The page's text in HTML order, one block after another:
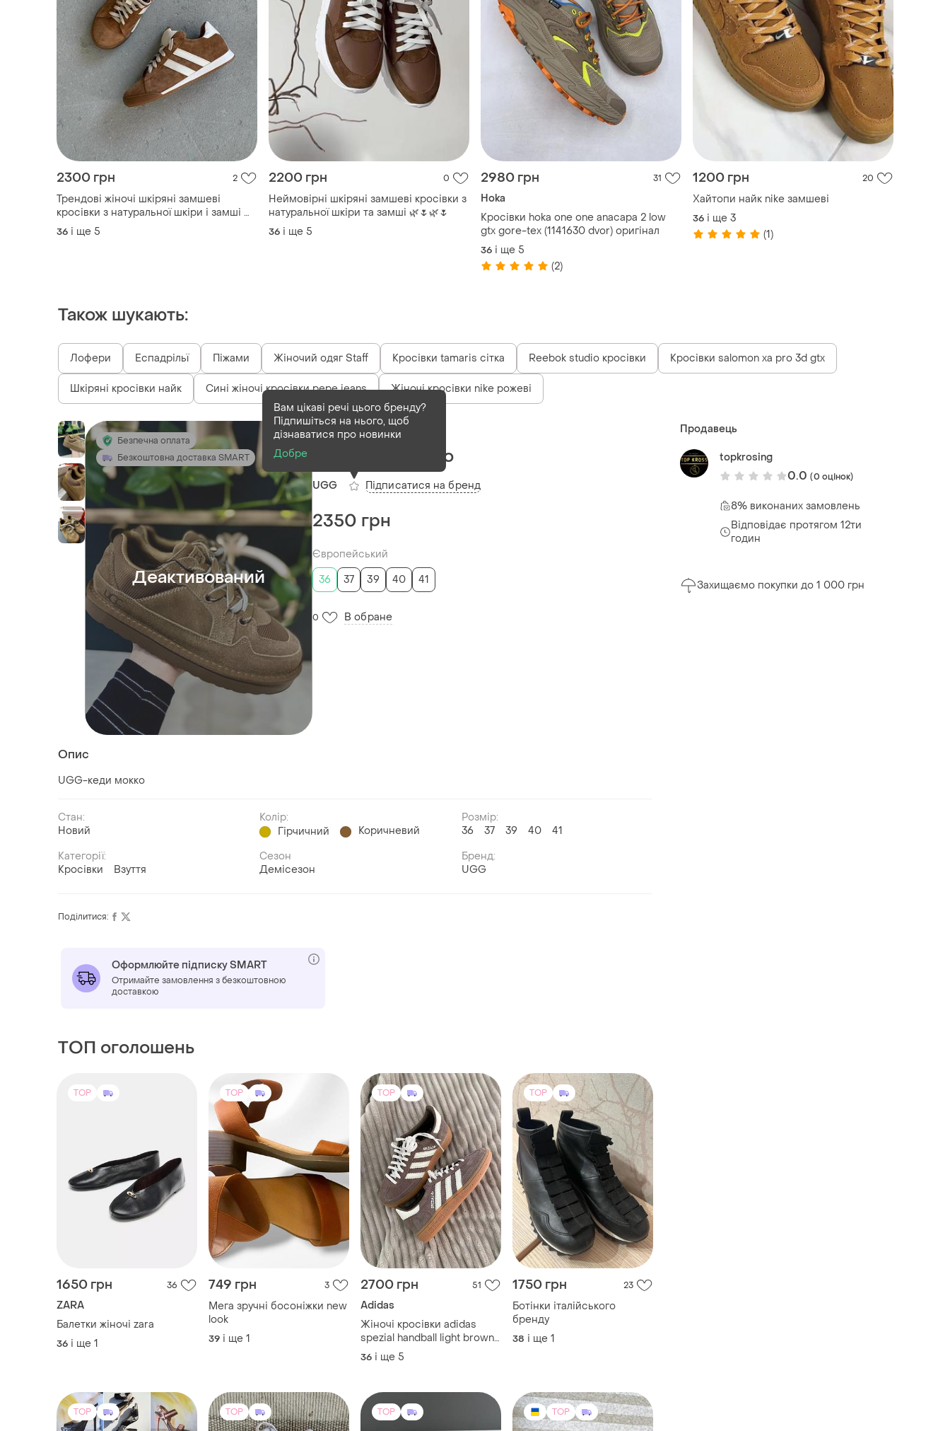
2300 грн 2
Трендові жіночі шкіряні замшеві
кросівки з натуральної шкіри і замші 💛
🩵
36 і ще 5
2200 грн 0
Неймовірні шкіряні замшеві кросівки з
натуральної шкіри та замші 🌿🌷🌿🌷
36 і ще 5
2980 грн 31
Hoka
Кросівки hoka one one anacapa 2 low
gtx gore-tex (1141630 dvor) оригінал
36 і ще 5
(2)
1200 грн 20
Хайтопи найк nike замшеві
36 і ще 3
(1)
Також шукають:
Лофери Еспадрільї Піжами Жіночий одяг Staff Кросівки tamaris сітка Reebok studio кросівки Кросівки salomon xa pro 3d gtx
Шкіряні кросівки найк Сині жіночі кросівки pepe jeans Жіночі кросівки nike рожеві
Безпечна оплата
Безкоштовна доставка SMART
Деактивований
Деактивований8 шт
Ugg-кеди мокко
UGG
Вам цікаві речі цього бренду?
Підпишіться на нього, щоб
дізнаватися про новинки
Добре
Підписатися на бренд
2350 грн
Європейський
36
37 39 40 41
0 В обране
Опис
UGG-кеди мокко
Стан:
Новий
Колір:
Гірчичний
Коричневий
Розмір:
36
37 39 40
41
Категорії:
Кросівки
Взуття
Сезон
Демісезон
Бренд:
UGG
Продавець
topkrosing
0.0 (0 оцінок)
8% виконаних замовлень
Відповідає протягом 12ти
годин
Захищаємо покупки до 1 000 грн
Поділитися:
Оформлюйте підписку SMART
Отримайте замовлення з безкоштовною
доставкою
ТОП оголошень
TOP
1650 грн 36
ZARA
Балетки жіночі zara
36 і ще 1
TOP
749 грн 3
Мега зручні босоніжки new
look
39 і ще 1
TOP
2700 грн 51
Adidas
Жіночі кросівки adidas
spezial handball light brown
коричневі кеди адідас
спеціал спешл
36 і ще 5
TOP
1750 грн 23
Ботінки італійського
бренду
38 і ще 1
TOP TOP TOP TOP